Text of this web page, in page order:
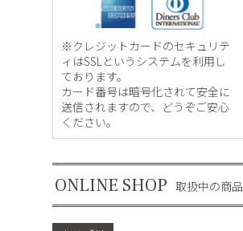
※クレジットカードのセキュリテ
ィはSSLというシステムを利用し
ております。
カード番号は暗号化されて安全に
送信されますので、どうぞご安心
ください。
ONLINE SHOP 取扱中の商品